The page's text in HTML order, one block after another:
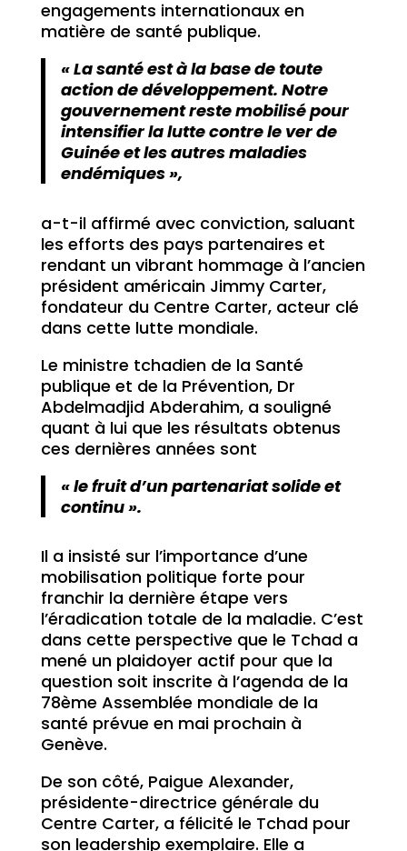
engagements internationaux en
matière de santé publique.
« La santé est à la base de toute
action de développement. Notre
gouvernement reste mobilisé pour
intensifier la lutte contre le ver de
Guinée et les autres maladies
endémiques »,
a-t-il affirmé avec conviction, saluant
les efforts des pays partenaires et
rendant un vibrant hommage à l’ancien
président américain Jimmy Carter,
fondateur du Centre Carter, acteur clé
dans cette lutte mondiale.
Le ministre tchadien de la Santé
publique et de la Prévention, Dr
Abdelmadjid Abderahim, a souligné
quant à lui que les résultats obtenus
ces dernières années sont
« le fruit d’un partenariat solide et
continu ».
Il a insisté sur l’importance d’une
mobilisation politique forte pour
franchir la dernière étape vers
l’éradication totale de la maladie. C’est
dans cette perspective que le Tchad a
mené un plaidoyer actif pour que la
question soit inscrite à l’agenda de la
78ème Assemblée mondiale de la
santé prévue en mai prochain à
Genève.
De son côté, Paigue Alexander,
présidente-directrice générale du
Centre Carter, a félicité le Tchad pour
son leadership exemplaire. Elle a